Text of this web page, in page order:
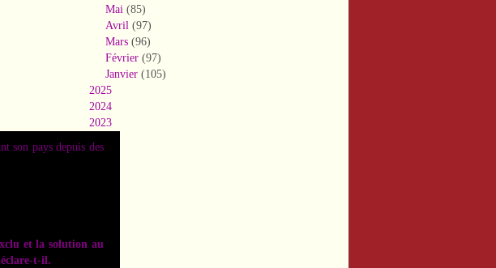
son pays depuis des
et la solution au
t-il.
Mai (85)
Avril (97)
Mars (96)
Février (97)
Janvier (105)
2025
2024
2023